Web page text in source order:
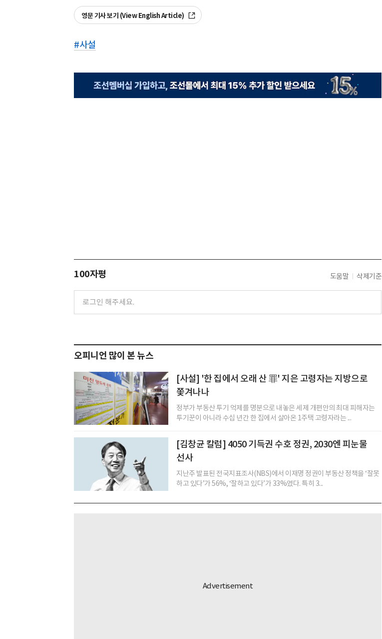
영문 기사 보기 (View English Article)
#사설
100자평 도움말 삭제기준
오피니언 많이 본 뉴스
[사설] '한 집에서 오래 산 罪' 지은 고령자는 지방으로
쫓겨나나
정부가 부동산 투기 억제를 명분으로 내놓은 세제 개편안의 최대 피해자는
투기꾼이 아니라 수십 년간 한 집에서 살아온 1주택 고령자라는 ...
[김창균 칼럼] 4050 기득권 수호 정권, 2030엔 피눈물
선사
지난주 발표된 전국지표조사(NBS)에서 이재명 정권이 부동산 정책을 ‘잘못
하고 있다’가 56%, ‘잘하고 있다’가 33%였다. 특히 3...